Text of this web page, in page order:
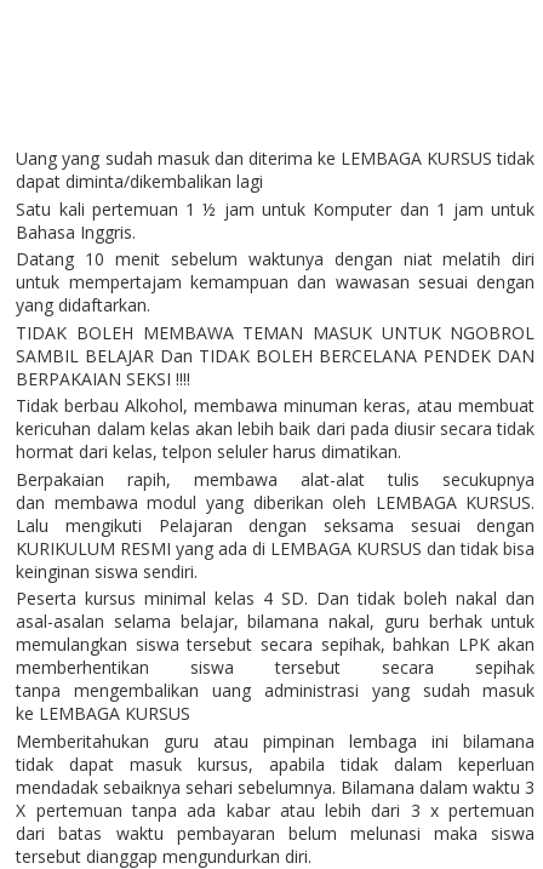
Uang yang sudah masuk dan diterima ke LEMBAGA KURSUS tidak
dapat diminta/dikembalikan lagi
Satu kali pertemuan 1 ½ jam untuk Komputer dan 1 jam untuk
Bahasa Inggris.
Datang 10 menit sebelum waktunya dengan niat melatih diri
untuk mempertajam kemampuan dan wawasan sesuai dengan
yang didaftarkan.
TIDAK BOLEH MEMBAWA TEMAN MASUK UNTUK NGOBROL
SAMBIL BELAJAR Dan TIDAK BOLEH BERCELANA PENDEK DAN
BERPAKAIAN SEKSI !!!!
Tidak berbau Alkohol, membawa minuman keras, atau membuat
kericuhan dalam kelas akan lebih baik dari pada diusir secara tidak
hormat dari kelas, telpon seluler harus dimatikan.
Berpakaian rapih, membawa alat-alat tulis secukupnya
dan membawa modul yang diberikan oleh LEMBAGA KURSUS.
Lalu mengikuti Pelajaran dengan seksama sesuai dengan
KURIKULUM RESMI yang ada di LEMBAGA KURSUS dan tidak bisa
keinginan siswa sendiri.
Peserta kursus minimal kelas 4 SD. Dan tidak boleh nakal dan
asal-asalan selama belajar, bilamana nakal, guru berhak untuk
memulangkan siswa tersebut secara sepihak, bahkan LPK akan
memberhentikan siswa tersebut secara sepihak
tanpa mengembalikan uang administrasi yang sudah masuk
ke LEMBAGA KURSUS
Memberitahukan guru atau pimpinan lembaga ini bilamana
tidak dapat masuk kursus, apabila tidak dalam keperluan
mendadak sebaiknya sehari sebelumnya. Bilamana dalam waktu 3
X pertemuan tanpa ada kabar atau lebih dari 3 x pertemuan
dari batas waktu pembayaran belum melunasi maka siswa
tersebut dianggap mengundurkan diri.